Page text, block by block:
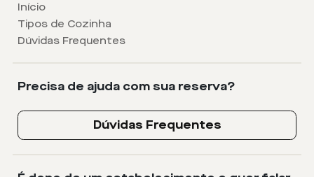
Início
Tipos de Cozinha
Dúvidas Frequentes
Precisa de ajuda com sua reserva?
Dúvidas Frequentes